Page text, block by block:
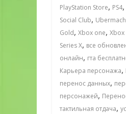
PlayStation Store, PS4,
Social Club,
Gold, Xbox one, Xbox
Series X, все
онлайн, гта
Карьера персонажа,
перенос данных,
персонажей,
тактильная отдача,